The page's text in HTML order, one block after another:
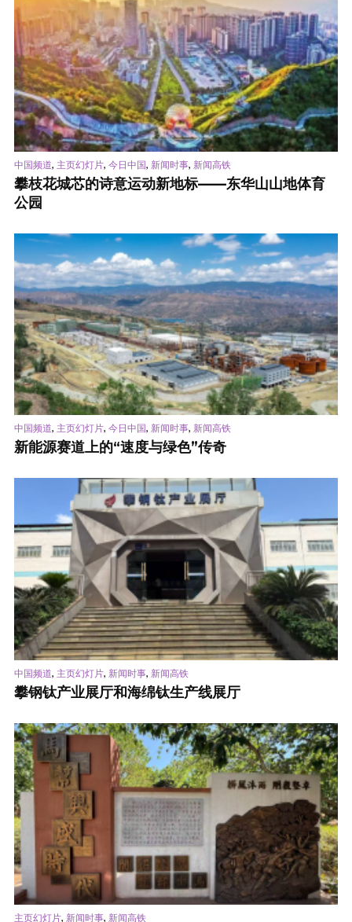
中国频道, 主页幻灯片, 今日中国, 新闻时事, 新闻高铁
攀枝花城芯的诗意运动新地标——东华山山地体育
公园
中国频道, 主页幻灯片, 今日中国, 新闻时事, 新闻高铁
新能源赛道上的“速度与绿色”传奇
中国频道, 主页幻灯片, 新闻时事, 新闻高铁
攀钢钛产业展厅和海绵钛生产线展厅
主页幻灯片, 新闻时事, 新闻高铁